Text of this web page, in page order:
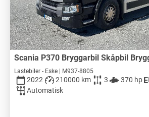
Scania P370 Bryggarbil Skåpbil
Lastebiler - Eske | M937-8805
2022 210000 km 3 370 hp
Automatisk